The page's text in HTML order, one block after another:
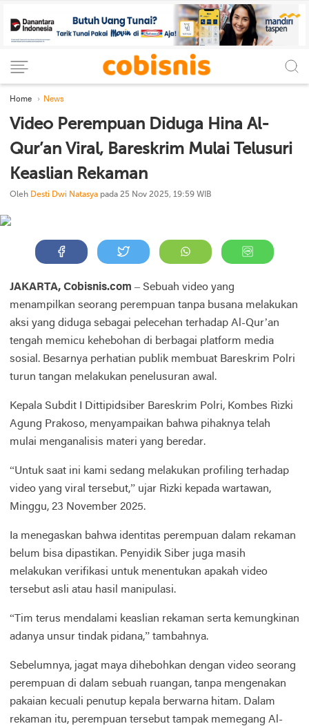
Home News
Video Perempuan Diduga Hina Al-
Qur’an Viral, Bareskrim Mulai Telusuri
Keaslian Rekaman
Oleh Desti Dwi Natasya pada 25 Nov 2025, 19:59 WIB
JAKARTA, Cobisnis.com – Sebuah video yang
menampilkan seorang perempuan tanpa busana melakukan
aksi yang diduga sebagai pelecehan terhadap Al-Qur’an
tengah memicu kehebohan di berbagai platform media
sosial. Besarnya perhatian publik membuat Bareskrim Polri
turun tangan melakukan penelusuran awal.
Kepala Subdit I Dittipidsiber Bareskrim Polri, Kombes Rizki
Agung Prakoso, menyampaikan bahwa pihaknya telah
mulai menganalisis materi yang beredar.
“Untuk saat ini kami sedang melakukan profiling terhadap
video yang viral tersebut,” ujar Rizki kepada wartawan,
Minggu, 23 November 2025.
Ia menegaskan bahwa identitas perempuan dalam rekaman
belum bisa dipastikan. Penyidik Siber juga masih
melakukan verifikasi untuk menentukan apakah video
tersebut asli atau hasil manipulasi.
“Tim terus mendalami keaslian rekaman serta kemungkinan
adanya unsur tindak pidana,” tambahnya.
Sebelumnya, jagat maya dihebohkan dengan video seorang
perempuan di dalam sebuah ruangan, tanpa mengenakan
pakaian kecuali penutup kepala berwarna hitam. Dalam
rekaman itu, perempuan tersebut tampak memegang Al-